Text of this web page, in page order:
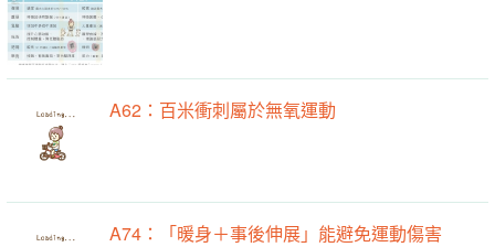
A62：百米衝刺屬於無氧運動
A74：「暖身＋事後伸展」能避免運動傷害